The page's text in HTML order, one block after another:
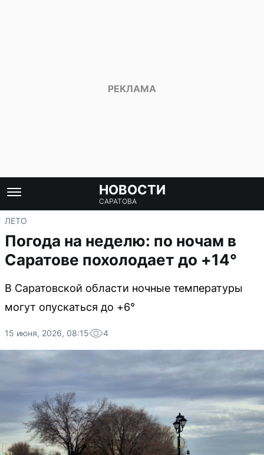
НОВОСТИ
САРАТОВА
ЛЕТО
Погода на неделю: по ночам в
Саратове похолодает до +14°
В Саратовской области ночные температуры
могут опускаться до +6°
15 июня, 2026, 08:15 4